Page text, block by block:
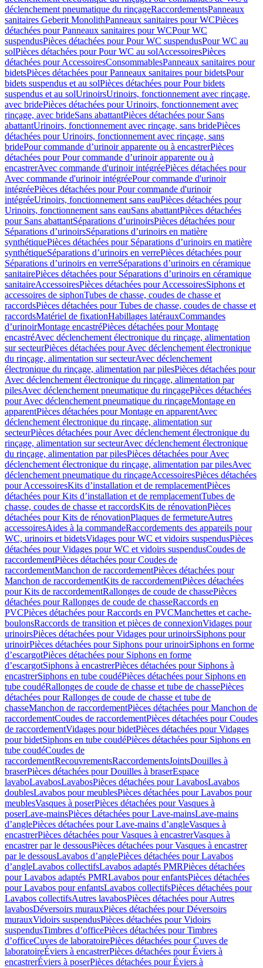
déclenchement pneumatique du rinçageRaccordementsPanneaux
sanitaires Geberit MonolithPanneaux sanitaires pour WCPièces
détachées pour Panneaux sanitaires pour WCPour WC
suspendusPièces détachées pour Pour WC suspendusPour WC au
solPièces détachées pour Pour WC au solAccessoiresPièces
détachées pour AccessoiresConsommablesPanneaux sanitaires pour
bidetsPièces détachées pour Panneaux sanitaires pour bidetsPour
bidets suspendus et au solPièces détachées pour Pour bidets
suspendus et au solUrinoirsUrinoirs, fonctionnement avec rinçage,
avec bridePièces détachées pour Urinoirs, fonctionnement avec
rinçage, avec brideSans abattantPièces détachées pour Sans
abattantUrinoirs, fonctionnement avec rinçage, sans bridePièces
détachées pour Urinoirs, fonctionnement avec rinçage, sans
bridePour commande d’urinoir apparente ou à encastrerPièces
détachées pour Pour commande d’urinoir apparente ou à
encastrerAvec commande d'urinoir intégréePièces détachées pour
Avec commande d'urinoir intégréePour commande d'urinoir
intégréePièces détachées pour Pour commande d'urinoir
intégréeUrinoirs, fonctionnement sans eauPièces détachées pour
Urinoirs, fonctionnement sans eauSans abattantPièces détachées
pour Sans abattantSéparations d’urinoirsPièces détachées pour
Séparations d’urinoirsSéparations d’urinoirs en matière
synthétiquePièces détachées pour Séparations d’urinoirs en matière
synthétiqueSéparations d’urinoirs en verrePièces détachées pour
Séparations d’urinoirs en verreSéparations d’urinoirs en céramique
sanitairePièces détachées pour Séparations d’urinoirs en céramique
sanitaireAccessoiresPièces détachées pour AccessoiresSiphons et
accessoires de siphonTubes de chasse, coudes de chasse et
raccordsPièces détachées pour Tubes de chasse, coudes de chasse et
raccordsMatériel de fixationHabillages latérauxCommandes
dʼurinoirMontage encastréPièces détachées pour Montage
encastréAvec déclenchement électronique du rinçage, alimentation
sur secteurPièces détachées pour Avec déclenchement électronique
du rinçage, alimentation sur secteurAvec déclenchement
électronique du rinçage, alimentation par pilesPièces détachées pour
Avec déclenchement électronique du rinçage, alimentation par
pilesAvec déclenchement pneumatique du rinçagePièces détachées
pour Avec déclenchement pneumatique du rinçageMontage en
apparentPièces détachées pour Montage en apparentAvec
déclenchement électronique du rinçage, alimentation sur
secteurPièces détachées pour Avec déclenchement électronique du
rinçage, alimentation sur secteurAvec déclenchement électronique
du rinçage, alimentation par pilesPièces détachées pour Avec
déclenchement électronique du rinçage, alimentation par pilesAvec
déclenchement pneumatique du rinçageAccessoiresPièces détachées
pour AccessoiresKits d’installation et de remplacementPièces
détachées pour Kits d’installation et de remplacementTubes de
chasse, coudes de chasse et raccordsKits de rénovationPièces
détachées pour Kits de rénovationPlaques de fermetureAutres
accessoiresAides à la commandeRaccordements des appareils pour
WC, urinoirs et bidetsVidages pour WC et vidoirs suspendusPièces
détachées pour Vidages pour WC et vidoirs suspendusCoudes de
raccordementPièces détachées pour Coudes de
raccordementManchon de raccordementPièces détachées pour
Manchon de raccordementKits de raccordementPièces détachées
pour Kits de raccordementRallonges de coude de chassePièces
détachées pour Rallonges de coude de chasseRaccords en
PVCPièces détachées pour Raccords en PVCManchettes et cache-
boulonsRaccords de transition et pièces de connexionVidages pour
urinoirsPièces détachées pour Vidages pour urinoirsSiphons pour
urinoirPièces détachées pour Siphons pour urinoirSiphons en forme
d’escargotPièces détachées pour Siphons en forme
d’escargotSiphons à encastrerPièces détachées pour Siphons à
encastrerSiphons en tube coudéPièces détachées pour Siphons en
tube coudéRallonges de coude de chasse et tube de chassePièces
détachées pour Rallonges de coude de chasse et tube de
chasseManchon de raccordementPièces détachées pour Manchon de
raccordementCoudes de raccordementPièces détachées pour Coudes
de raccordementVidages pour bidetPièces détachées pour Vidages
pour bidetSiphons en tube coudéPièces détachées pour Siphons en
tube coudéCoudes de
raccordementRecouvrementsRaccordementsJointsDouilles à
braserPièces détachées pour Douilles à braserEspace
lavaboLavabosLavabosPièces détachées pour LavabosLavabos
doublesLavabos pour meublesPièces détachées pour Lavabos pour
meublesVasques à poserPièces détachées pour Vasques à
poserLave-mainsPièces détachées pour Lave-mainsLave-mains
d’anglePièces détachées pour Lave-mains d’angleVasques à
encastrerPièces détachées pour Vasques à encastrerVasques à
encastrer par le dessousPièces détachées pour Vasques à encastrer
par le dessousLavabos d’anglePièces détachées pour Lavabos
d’angleLavabos collectifsLavabos adaptés PMRPièces détachées
pour Lavabos adaptés PMRLavabos pour enfantsPièces détachées
pour Lavabos pour enfantsLavabos collectifsPièces détachées pour
Lavabos collectifsAutres lavabosPièces détachées pour Autres
lavabosDéversoirs murauxPièces détachées pour Déversoirs
murauxVidoirs suspendusPièces détachées pour Vidoirs
suspendusTimbres dʼofficePièces détachées pour Timbres
dʼofficeCuves de laboratoirePièces détachées pour Cuves de
laboratoireÉviers à encastrerPièces détachées pour Éviers à
encastrerÉviers à poserPièces détachées pour Éviers à